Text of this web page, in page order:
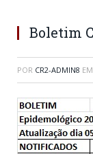
Boletim
POR CR2-ADMIN8 EM